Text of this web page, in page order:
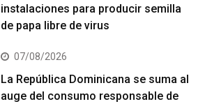
instalaciones para producir semilla
de papa libre de virus
07/08/2026
La República Dominicana se suma al
auge del consumo responsable de